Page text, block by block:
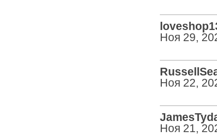
Ноя 29,
Ноя 22,
Ноя 21,